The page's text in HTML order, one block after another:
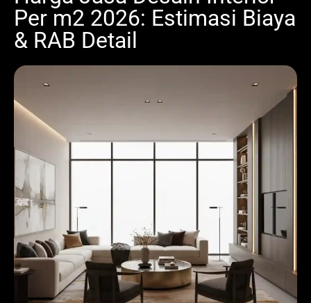
Per m2 2026: Estimasi Biaya
& RAB Detail